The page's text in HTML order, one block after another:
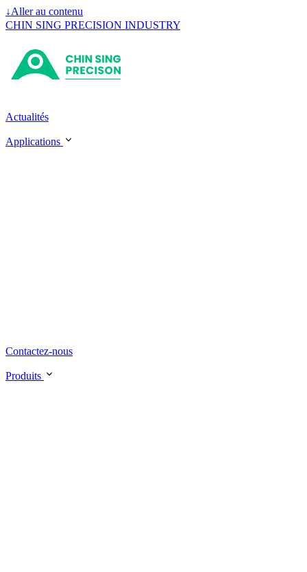
↓Aller au contenu
CHIN SING PRECISION INDUSTRY
Actualités
Applications
Contactez-nous
Produits